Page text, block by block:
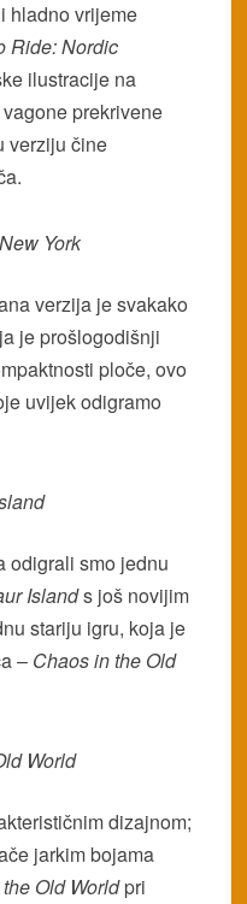
hladno vrijeme
Ride: Nordic
ilustracije na
prekrivene
verziju čine
York
verzija je svakako
je prošlogodišnji
ploče, ovo
uvijek odigramo
odigrali smo jednu
Islands još novijim
stariju igru, koja je
– Chaos in the Old
World
dizajnom;
jarkim bojama
Old Worldpri